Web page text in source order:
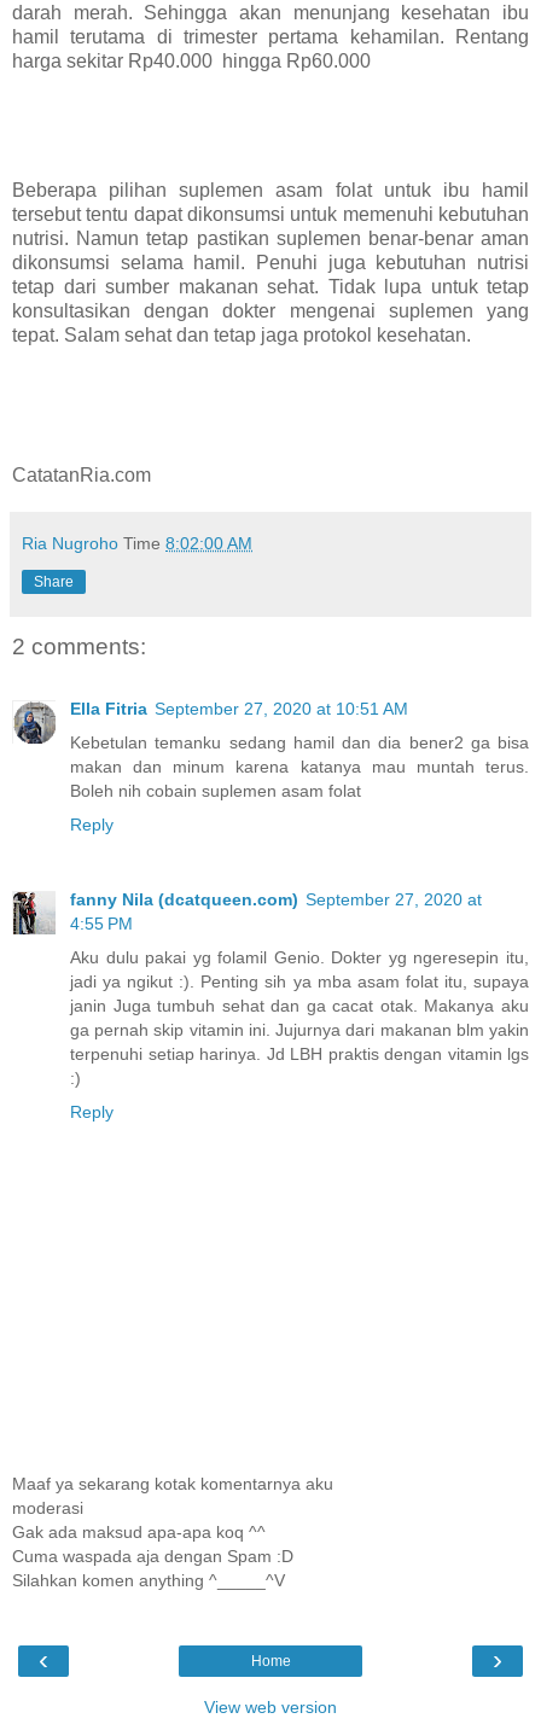
darah merah. Sehingga akan menunjang kesehatan ibu
hamil terutama di trimester pertama kehamilan. Rentang
harga sekitar Rp40.000 hingga Rp60.000
Beberapa pilihan suplemen asam folat untuk ibu hamil
tersebut tentu dapat dikonsumsi untuk memenuhi kebutuhan
nutrisi. Namun tetap pastikan suplemen benar-benar aman
dikonsumsi selama hamil. Penuhi juga kebutuhan nutrisi
tetap dari sumber makanan sehat. Tidak lupa untuk tetap
konsultasikan dengan dokter mengenai suplemen yang
tepat. Salam sehat dan tetap jaga protokol kesehatan.
CatatanRia.com
Ria Nugroho Time 8:02:00 AM
Share
2 comments:
Ella Fitria September 27, 2020 at 10:51 AM
Kebetulan temanku sedang hamil dan dia bener2 ga bisa
makan dan minum karena katanya mau muntah terus.
Boleh nih cobain suplemen asam folat
Reply
fanny Nila (dcatqueen.com) September 27, 2020 at
4:55 PM
Aku dulu pakai yg folamil Genio. Dokter yg ngeresepin itu,
jadi ya ngikut :). Penting sih ya mba asam folat itu, supaya
janin Juga tumbuh sehat dan ga cacat otak. Makanya aku
ga pernah skip vitamin ini. Jujurnya dari makanan blm yakin
terpenuhi setiap harinya. Jd LBH praktis dengan vitamin lgs
:)
Reply
Maaf ya sekarang kotak komentarnya aku
moderasi
Gak ada maksud apa-apa koq ^^
Cuma waspada aja dengan Spam :D
Silahkan komen anything ^_____^V
‹ ›
Home
View web version